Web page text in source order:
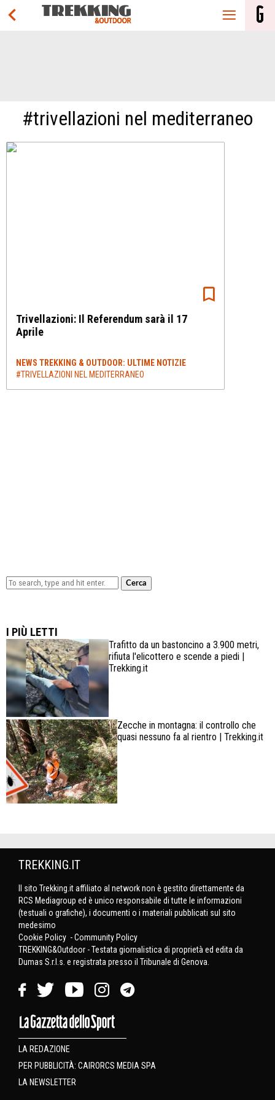
#trivellazioni nel mediterraneo
Trivellazioni: Il Referendum sarà il 17
Aprile
NEWS TREKKING & OUTDOOR: ULTIME NOTIZIE
#TRIVELLAZIONI NEL MEDITERRANEO
Cerca
I PIÙ LETTI
Trafitto da un bastoncino a 3.900 metri,
rifiuta l'elicottero e scende a piedi |
Trekking.it
Zecche in montagna: il controllo che
quasi nessuno fa al rientro | Trekking.it
TREKKING.IT
Il sito Trekking.it affiliato al network non è gestito direttamente da
RCS Mediagroup ed è unico responsabile di tutte le informazioni
(testuali o grafiche), i documenti o i materiali pubblicati sul sito
medesimo
Cookie Policy -Community Policy
TREKKING&Outdoor - Testata giornalistica di proprietà ed edita da
Dumas S.r.l.s. e registrata presso il Tribunale di Genova.
LA REDAZIONE
PER PUBBLICITÀ: CAIRORCS MEDIA SPA
LA NEWSLETTER